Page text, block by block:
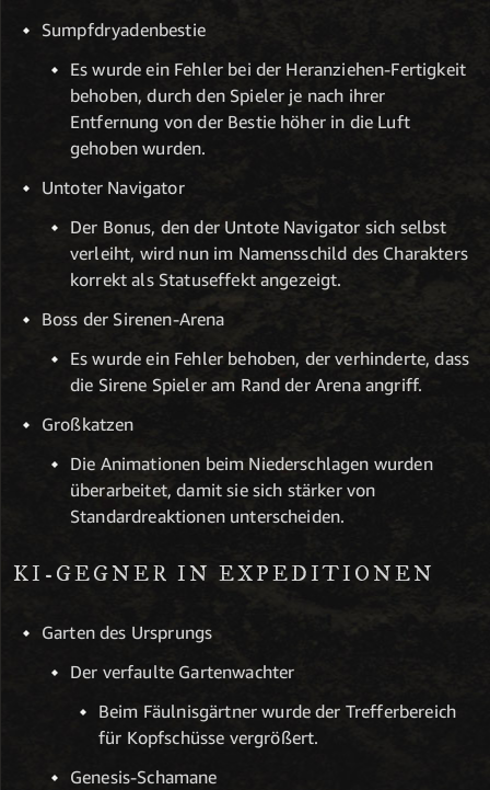
Sumpfdryadenbestie
Es wurde ein Fehler bei der Heranziehen-Fertigkeit
behoben, durch den Spieler je nach ihrer
Entfernung von der Bestie höher in die Luft
gehoben wurden.
Untoter Navigator
Der Bonus, den der Untote Navigator sich selbst
verleiht, wird nun im Namensschild des Charakters
korrekt als Statuseffekt angezeigt.
Boss der Sirenen-Arena
Es wurde ein Fehler behoben, der verhinderte, dass
die Sirene Spieler am Rand der Arena angriff.
Großkatzen
Die Animationen beim Niederschlagen wurden
überarbeitet, damit sie sich stärker von
Standardreaktionen unterscheiden.
KI-GEGNER IN EXPEDITIONEN
Garten des Ursprungs
Der verfaulte Gartenwachter
Beim Fäulnisgärtner wurde der Trefferbereich
für Kopfschüsse vergrößert.
Genesis-Schamane